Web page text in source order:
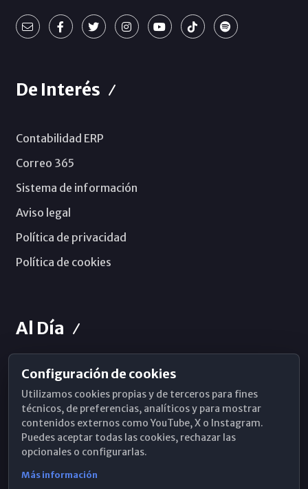
De Interés
Contabilidad ERP
Correo 365
Sistema de información
Aviso legal
Política de privacidad
Política de cookies
Al Día
Horarios de Misa
Hemeroteca
WhatsApp
Configuración de cookies
Utilizamos cookies propias y de terceros para fines
técnicos, de preferencias, analíticos y para mostrar
contenidos externos como YouTube, X o Instagram.
Puedes aceptar todas las cookies, rechazar las
opcionales o configurarlas.
Más información